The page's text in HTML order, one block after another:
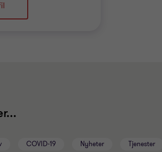
COVID-19 Nyheter Tjenester